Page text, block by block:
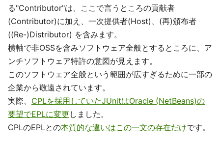
る"Contributor"は、ここで言うところの貢献者
(Contributor)に加え、一次提供者(Host)、(再)頒布者
((Re-)Distributor) を含みます。
横軸で非OSSを含みソフトウェア全般とするところに、ア
ンチソフトウェア特許の意図が見えます。
このソフトウェア全般という範囲が広すぎるために一部の
企業から敬遠されています。
実際、 CPLを採用していたJUnitはOracle (NetBeans)の
要望でEPLに変更 しました。
CPLのEPLとの本質的な違いはこの一文の存在だけです。